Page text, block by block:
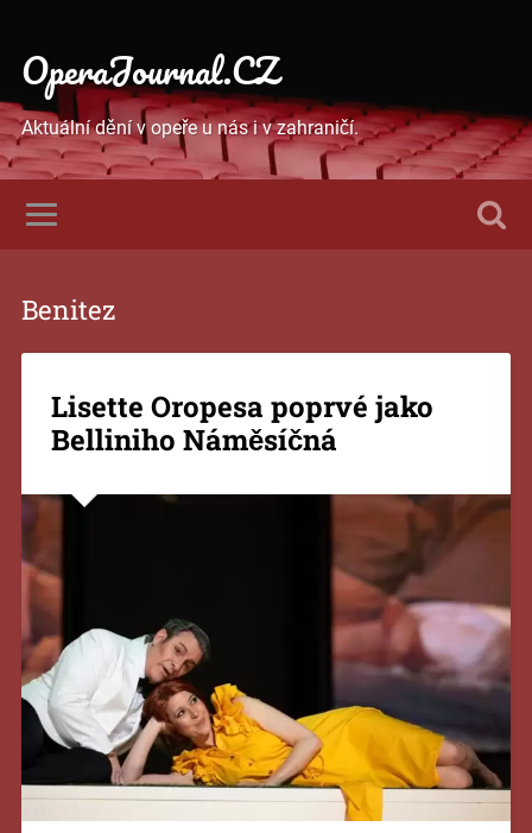
OperaJournal.CZ
Aktuální dění v opeře u nás i v zahraničí.
Benitez
Lisette Oropesa poprvé jako
Belliniho Náměsíčná